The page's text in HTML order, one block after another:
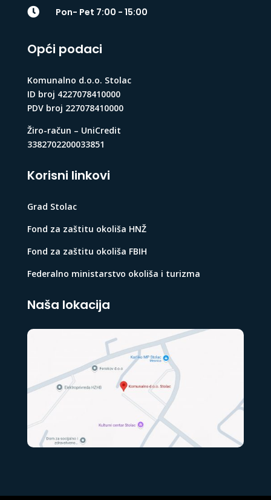
 Pon- Pet 7:00 - 15:00
Opći podaci
Komunalno d.o.o. Stolac
ID broj 4227078410000
PDV broj 227078410000
Žiro-račun – UniCredit
3382702200033851
Korisni linkovi
Grad Stolac
Fond za zaštitu okoliša HNŽ
Fond za zaštitu okoliša FBIH
Federalno ministarstvo okoliša i turizma
Naša lokacija